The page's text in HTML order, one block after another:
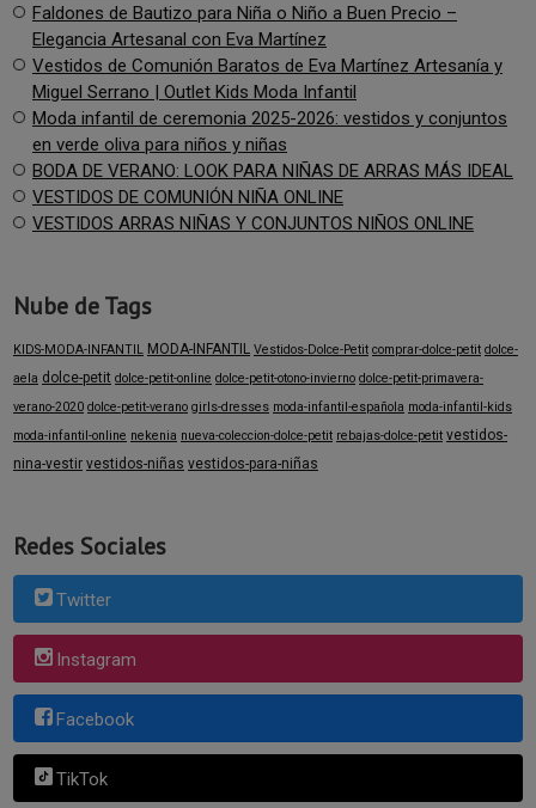
Faldones de Bautizo para Niña o Niño a Buen Precio –
Elegancia Artesanal con Eva Martínez
Vestidos de Comunión Baratos de Eva Martínez Artesanía y
Miguel Serrano | Outlet Kids Moda Infantil
Moda infantil de ceremonia 2025-2026: vestidos y conjuntos
en verde oliva para niños y niñas
BODA DE VERANO: LOOK PARA NIÑAS DE ARRAS MÁS IDEAL
VESTIDOS DE COMUNIÓN NIÑA ONLINE
VESTIDOS ARRAS NIÑAS Y CONJUNTOS NIÑOS ONLINE
Nube de Tags
KIDS-MODA-INFANTIL MODA-INFANTIL Vestidos-Dolce-Petit comprar-dolce-petit dolce-
aela dolce-petit dolce-petit-online dolce-petit-otono-invierno dolce-petit-primavera-
verano-2020 dolce-petit-verano girls-dresses moda-infantil-española moda-infantil-kids
moda-infantil-online nekenia nueva-coleccion-dolce-petit rebajas-dolce-petit vestidos-
nina-vestir vestidos-niñas vestidos-para-niñas
Redes Sociales
Twitter
Instagram
Facebook
TikTok